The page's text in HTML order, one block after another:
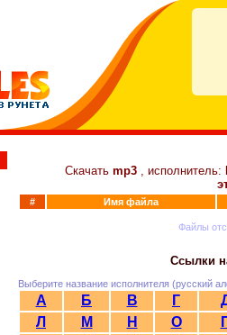
Скачать mp3 , исполнитель:
# Имя файла
Файлы
Ссылки
Выберите название исполнителя (русский
А Б В Г
Л
М Н О